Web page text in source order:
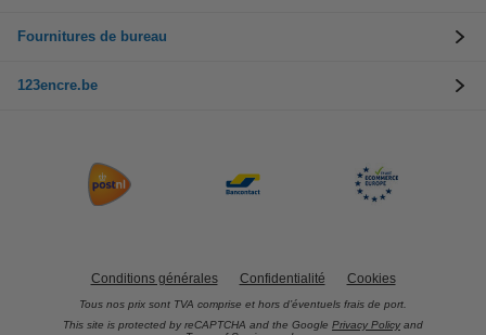
Fournitures de bureau
123encre.be
Conditions générales Confidentialité Cookies
Tous nos prix sont TVA comprise et hors d’éventuels frais de port.
This site is protected by reCAPTCHA and the Google Privacy Policy and